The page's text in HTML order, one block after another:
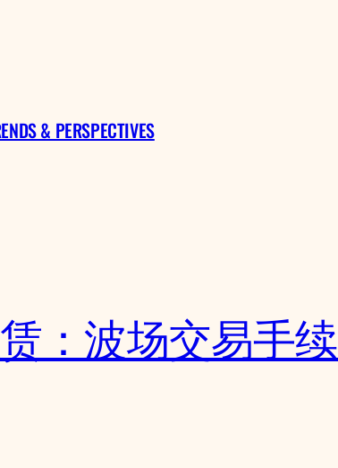
& PERSPECTIVES
：波场交易手